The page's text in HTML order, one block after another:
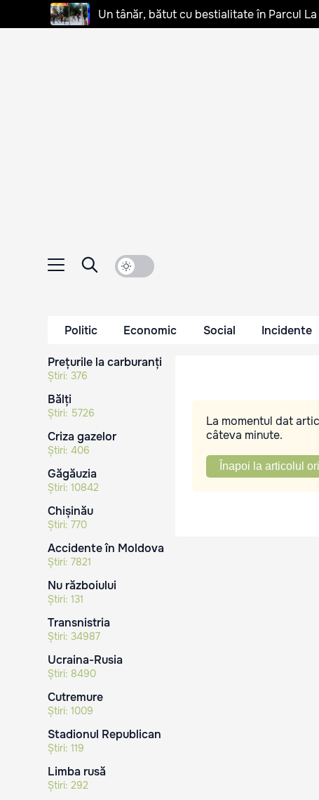
Un tânăr, bătut cu bestialitate în Parcul
Politic Economic Social Incidente
Prețurile la carburanți
Știri: 376
Bălți
Știri: 5726
Criza gazelor
Știri: 406
Găgăuzia
Știri: 10842
Chișinău
Știri: 770
Accidente în Moldova
Știri: 7821
Nu războiului
Știri: 131
Transnistria
Știri: 34987
Ucraina-Rusia
Știri: 8490
Cutremure
Știri: 1009
Stadionul Republican
Știri: 119
Limba rusă
Știri: 292
La momentul dat
câteva minute.
Înapoi la articolul